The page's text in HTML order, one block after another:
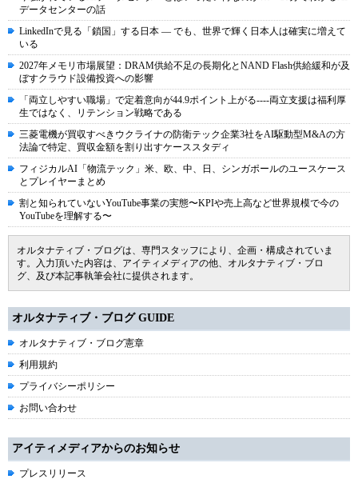
データセンターの話
LinkedInで見る「鎖国」する日本 ― でも、世界で輝く日本人は確実に増えて
いる
2027年メモリ市場展望：DRAM供給不足の長期化とNAND Flash供給緩和が及
ぼすクラウド設備投資への影響
「両立しやすい職場」で定着意向が44.9ポイント上がる----両立支援は福利厚
生ではなく、リテンション戦略である
三菱電機が買収すべきウクライナの防衛テック企業3社をAI駆動型M&Aの方
法論で特定、買収金額を割り出すケーススタディ
フィジカルAI「物流テック」米、欧、中、日、シンガポールのユースケース
とプレイヤーまとめ
割と知られていないYouTube事業の実態〜KPIや売上高など世界規模で今の
YouTubeを理解する〜
オルタナティブ・ブログは、専門スタッフにより、企画・構成されていま
す。入力頂いた内容は、アイティメディアの他、オルタナティブ・ブロ
グ、及び本記事執筆会社に提供されます。
オルタナティブ・ブログ GUIDE
オルタナティブ・ブログ憲章
利用規約
プライバシーポリシー
お問い合わせ
アイティメディアからのお知らせ
プレスリリース